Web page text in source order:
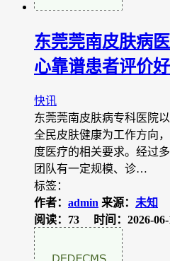
东莞莞南皮肤病
心靠谱患者评价好
快讯
东莞莞南皮肤病专科医院
全民皮肤健康为工作方向
度医疗的相关要求。经过
团队有一定规模、诊…
标签：
作者： admin 来源： 未知
阅读：73
时间：2026-